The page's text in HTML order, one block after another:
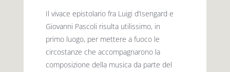
Il vivace epistolario fra Luigi d’Isengard e
Giovanni Pascoli risulta utilissimo, in
primo luogo, per mettere a fuoco le
circostanze che accompagnarono la
composizione della musica da parte del